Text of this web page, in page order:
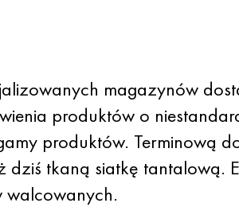
magazynów
produktów o
produktów. Terminową
dziś tkaną siatkę tantalową.
walcowanych.